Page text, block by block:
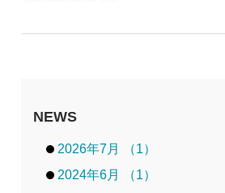
NEWS
2026年7月 （1）
2024年6月 （1）